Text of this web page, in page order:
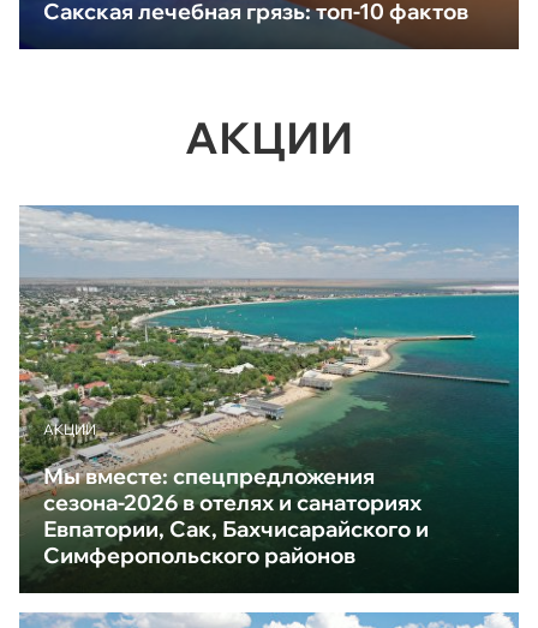
Сакская лечебная грязь: топ-10 фактов
АКЦИИ
АКЦИИ
Мы вместе: спецпредложения
сезона-2026 в отелях и санаториях
Евпатории, Сак, Бахчисарайского и
Симферопольского районов